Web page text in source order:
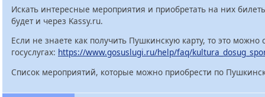
Искать интересные мероприятия и приобретать на них
будет и через Kassy.ru.
Если не знаете как получить Пушкинскую карту, то это можно
госуслугах: https://www.gosuslugi.ru/help/faq/
Список мероприятий, которые можно приобрести по